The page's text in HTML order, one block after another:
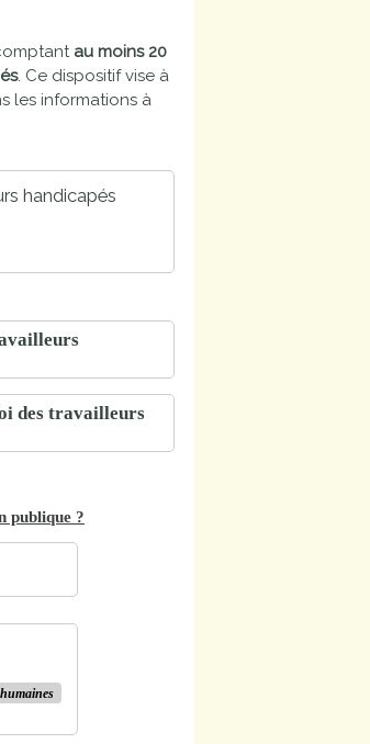
au moins 20
. Ce dispositif vise à
les informations à
handicapés
des travailleurs
publique ?